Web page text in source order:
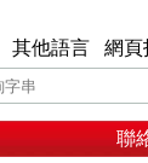
其他語言 網頁
聯